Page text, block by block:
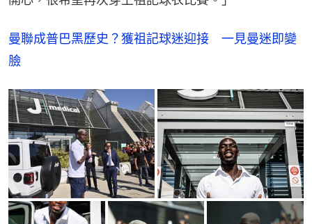
曼聯成普巴黑歷史？獲祖記球迷迎接　一見曼迷即變
臉